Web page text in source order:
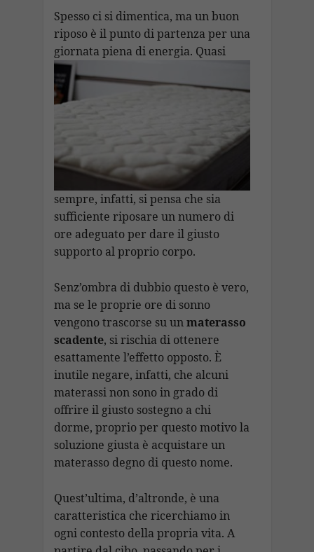
Spesso ci si dimentica, ma un buon
riposo è il punto di partenza per una
giornata piena di energia. Quasi
sempre, infatti, si pensa che sia
sufficiente riposare un numero di
ore adeguato per dare il giusto
supporto al proprio corpo.
Senz’ombra di dubbio questo è vero,
ma se le proprie ore di sonno
vengono trascorse su unmaterasso
scadente, si rischia di ottenere
esattamente l’effetto opposto. È
inutile negare, infatti, che alcuni
materassi non sono in grado di
offrire il giusto sostegno a chi
dorme, proprio per questo motivo la
soluzione giusta è acquistare un
materasso degno di questo nome.
Quest’ultima, d’altronde, è una
caratteristica che ricerchiamo in
ogni contesto della propria vita. A